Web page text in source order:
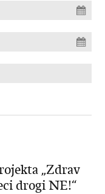
​„Zdrav
drogi NE!“